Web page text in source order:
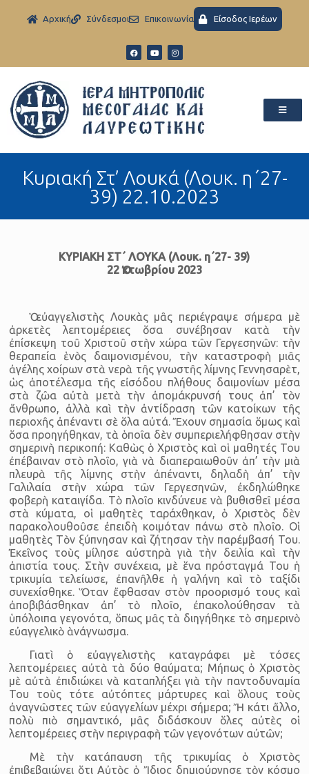
Aρχική Σύνδεσμοι Eπικοινωνία Είσοδος Ιερέων
Kυριακή Στ’ Λουκά (Λουκ. η΄27-
39) 22.10.2023
ΚΥΡΙΑΚΗ ΣΤ΄ ΛΟΥΚΑ (Λουκ. η΄27- 39)
22 Ὀκτωβρίου 2023
Ὁ εὐαγγελιστὴς Λουκὰς μᾶς περιέγραψε σήμερα μὲ
ἀρκετὲς λεπτομέρειες ὅσα συνέβησαν κατὰ τὴν
ἐπίσκεψη τοῦ Χριστοῦ στὴν χώρα τῶν Γεργεσηνῶν: τὴν
θεραπεία ἑνὸς δαιμονισμένου, τὴν καταστροφὴ μιᾶς
ἀγέλης χοίρων στὰ νερὰ τῆς γνωστῆς λίμνης Γεννησαρὲτ,
ὡς ἀποτέλεσμα τῆς εἰσόδου πλήθους δαιμονίων μέσα
στὰ ζῶα αὐτὰ μετὰ τὴν ἀπομάκρυνσή τους ἀπ’ τὸν
ἄνθρωπο, ἀλλὰ καὶ τὴν ἀντίδραση τῶν κατοίκων τῆς
περιοχῆς ἀπέναντι σὲ ὅλα αὐτά. Ἔχουν σημασία ὅμως καὶ
ὅσα προηγήθηκαν, τὰ ὁποῖα δὲν συμπεριελήφθησαν στὴν
σημερινὴ περικοπή: Καθὼς ὁ Χριστὸς καὶ οἱ μαθητές Του
ἐπέβαιναν στὸ πλοῖο, γιὰ νὰ διαπεραιωθοῦν ἀπ’ τὴν μιὰ
πλευρὰ τῆς λίμνης στὴν ἀπέναντι, δηλαδὴ ἀπ’ τὴν
Γαλιλαία στὴν χώρα τῶν Γεργεσηνῶν, ἐκδηλώθηκε
φοβερὴ καταιγίδα. Τὸ πλοῖο κινδύνευε νὰ βυθισθεῖ μέσα
στὰ κύματα, οἱ μαθητὲς ταράχθηκαν, ὁ Χριστὸς δὲν
παρακολουθοῦσε ἐπειδὴ κοιμόταν πάνω στὸ πλοῖο. Οἱ
μαθητὲς Τὸν ξύπνησαν καὶ ζήτησαν τὴν παρέμβασή Του.
Ἐκεῖνος τοὺς μίλησε αὐστηρὰ γιὰ τὴν δειλία καὶ τὴν
ἀπιστία τους. Στὴν συνέχεια, μὲ ἕνα πρόσταγμά Του ἡ
τρικυμία τελείωσε, ἐπανῆλθε ἡ γαλήνη καὶ τὸ ταξίδι
συνεχίσθηκε. Ὅταν ἔφθασαν στὸν προορισμό τους καὶ
ἀποβιβάσθηκαν ἀπ’ τὸ πλοῖο, ἐπακολούθησαν τὰ
ὑπόλοιπα γεγονότα, ὅπως μᾶς τὰ διηγήθηκε τὸ σημερινὸ
εὐαγγελικὸ ὰνάγνωσμα.
Γιατὶ ὁ εὐαγγελιστὴς καταγράφει μὲ τόσες
λεπτομέρειες αὐτὰ τὰ δύο θαύματα; Μήπως ὁ Χριστὸς
μὲ αὐτὰ ἐπιδιώκει νὰ καταπλήξει γιὰ τὴν παντοδυναμία
Του τοὺς τότε αὐτόπτες μάρτυρες καὶ ὅλους τοὺς
ἀναγνῶστες τῶν εὐαγγελίων μέχρι σήμερα; Ἤ κάτι ἄλλο,
πολὺ πιὸ σημαντικό, μᾶς διδάσκουν ὅλες αὐτὲς οἱ
λεπτομέρειες στὴν περιγραφὴ τῶν γεγονότων αὐτῶν;
Μὲ τὴν κατάπαυση τῆς τρικυμίας ὁ Χριστὸς
ἐπιβεβαιώνει ὅτι Αὐτὸς ὁ Ἴδιος δημιούργησε τὸν κόσμο